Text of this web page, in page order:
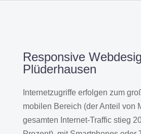
Responsive
Plüderhausen
Internetzugriffe erfolgen zum
mobilen Bereich (der Anteil von
gesamten Internet-Traffic stieg